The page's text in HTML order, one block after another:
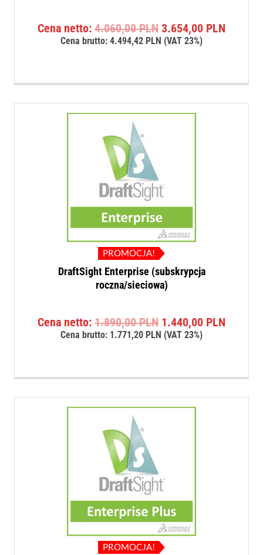
Cena netto:4.060,00PLN Pierwotna
cena
3.654,00 PLN
Cena brutto:4.494,42 PLN (VAT 23%)
PROMOCJA!
DraftSight Enterprise (subskrypcja
roczna/sieciowa)
Cena netto:1.890,00PLN Pierwotna
cena
1.440,00 PLN
Cena brutto: 1.771,20 PLN (VAT 23%)
PROMOCJA!